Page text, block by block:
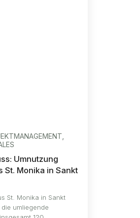
Umnutzung
St. Monika in Sankt
St. Monika in Sankt
umliegende